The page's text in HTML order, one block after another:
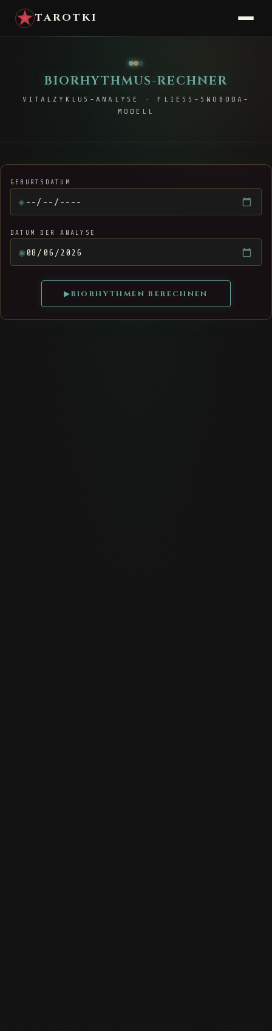
TAROTKI
BIORHYTHMUS-RECHNER
VITALZYKLUS-ANALYSE · FLIESS-SWOBODA-
MODELL
GEBURTSDATUM
◈
DATUM DER ANALYSE
◉
▶BIORHYTHMEN BERECHNEN